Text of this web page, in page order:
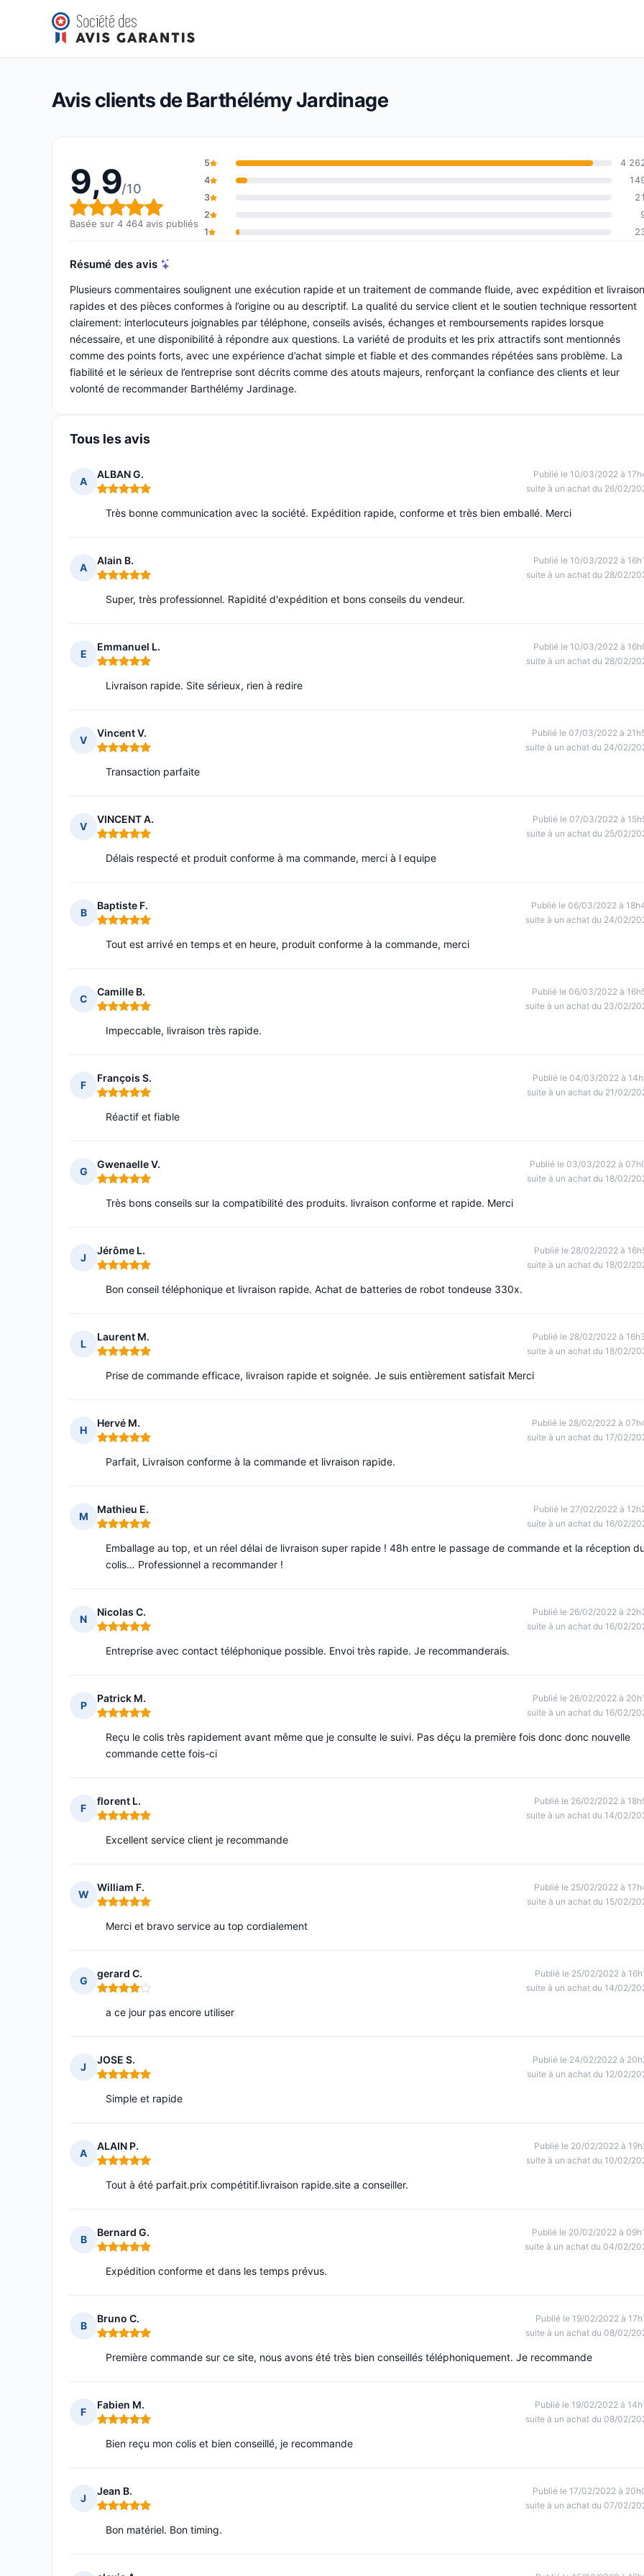
Barthélémy Jardinage
Note globale : 9,9 sur 10
9,9/10(4 464 avis)
Avis clients de Barthélémy Jardinage
9,9/10
Note globale : 9,9 sur 10
Basée sur 4 464 avis publiés
5
4
4
3
21
2
1
Résumé des avis
Plusieurs commentaires soulignent une exécution rapide et un traitement de commande fluide, avec expédition et livraison
rapides et des pièces conformes à l’origine ou au descriptif. La qualité du service client et le soutien technique ressortent
clairement: interlocuteurs joignables par téléphone, conseils avisés, échanges et remboursements rapides lorsque
nécessaire, et une disponibilité à répondre aux questions. La variété de produits et les prix attractifs sont mentionnés
comme des points forts, avec une expérience d’achat simple et fiable et des commandes répétées sans problème. La
fiabilité et le sérieux de l’entreprise sont décrits comme des atouts majeurs, renforçant la confiance des clients et leur
volonté de recommander Barthélémy Jardinage.
Tous les avis
A
ALBAN G.
Note : 5 sur 5
Publié le 10/03/2022 à
suite à un achat du 26/02/
Très bonne communication avec la société. Expédition rapide, conforme et très bien emballé. Merci
A
Alain B.
Note : 5 sur 5
Publié le 10/03/2022 à
suite à un achat du 28/02/
Super, très professionnel. Rapidité d'expédition et bons conseils du vendeur.
E
Emmanuel L.
Note : 5 sur 5
Publié le 10/03/2022 à
suite à un achat du 28/02/
Livraison rapide. Site sérieux, rien à redire
V
Vincent V.
Note : 5 sur 5
Publié le 07/03/2022 à
suite à un achat du 24/02/
Transaction parfaite
V
VINCENT A.
Note : 5 sur 5
Publié le 07/03/2022 à
suite à un achat du 25/02/
Délais respecté et produit conforme à ma commande, merci à l equipe
B
Baptiste F.
Note : 5 sur 5
Publié le 06/03/2022 à
suite à un achat du 24/02/
Tout est arrivé en temps et en heure, produit conforme à la commande, merci
C
Camille B.
Note : 5 sur 5
Publié le 06/03/2022 à
suite à un achat du 23/02/
Impeccable, livraison très rapide.
F
François S.
Note : 5 sur 5
Publié le 04/03/2022 à
suite à un achat du 21/02/
Réactif et fiable
G
Gwenaelle V.
Note : 5 sur 5
Publié le 03/03/2022 à
suite à un achat du 18/02/
Très bons conseils sur la compatibilité des produits. livraison conforme et rapide. Merci
J
Jérôme L.
Note : 5 sur 5
Publié le 28/02/2022 à
suite à un achat du 18/02/
Bon conseil téléphonique et livraison rapide. Achat de batteries de robot tondeuse 330x.
L
Laurent M.
Note : 5 sur 5
Publié le 28/02/2022 à
suite à un achat du 18/02/
Prise de commande efficace, livraison rapide et soignée. Je suis entièrement satisfait Merci
H
Hervé M.
Note : 5 sur 5
Publié le 28/02/2022 à
suite à un achat du 17/02/
Parfait, Livraison conforme à la commande et livraison rapide.
M
Mathieu E.
Note : 5 sur 5
Publié le 27/02/2022 à
suite à un achat du 16/02/
Emballage au top, et un réel délai de livraison super rapide ! 48h entre le passage de commande et la réception du
colis… Professionnel a recommander !
N
Nicolas C.
Note : 5 sur 5
Publié le 26/02/2022 à
suite à un achat du 16/02/
Entreprise avec contact téléphonique possible. Envoi très rapide. Je recommanderais.
P
Patrick M.
Note : 5 sur 5
Publié le 26/02/2022 à
suite à un achat du 16/02/
Reçu le colis très rapidement avant même que je consulte le suivi. Pas déçu la première fois donc donc nouvelle
commande cette fois-ci
F
florent L.
Note : 5 sur 5
Publié le 26/02/2022 à
suite à un achat du 14/02/
Excellent service client je recommande
W
William F.
Note : 5 sur 5
Publié le 25/02/2022 à
suite à un achat du 15/02/
Merci et bravo service au top cordialement
G
gerard C.
Note : 4 sur 5
Publié le 25/02/2022 à
suite à un achat du 14/02/
a ce jour pas encore utiliser
J
JOSE S.
Note : 5 sur 5
Publié le 24/02/2022 à
suite à un achat du 12/02/
Simple et rapide
A
ALAIN P.
Note : 5 sur 5
Publié le 20/02/2022 à
suite à un achat du 10/02/
Tout à été parfait.prix compétitif.livraison rapide.site a conseiller.
B
Bernard G.
Note : 5 sur 5
Publié le 20/02/2022 à
suite à un achat du 04/02/
Expédition conforme et dans les temps prévus.
B
Bruno C.
Note : 5 sur 5
Publié le 19/02/2022 à
suite à un achat du 08/02/
Première commande sur ce site, nous avons été très bien conseillés téléphoniquement. Je recommande
F
Fabien M.
Note : 5 sur 5
Publié le 19/02/2022 à
suite à un achat du 08/02/
Bien reçu mon colis et bien conseillé, je recommande
J
Jean B.
Note : 5 sur 5
Publié le 17/02/2022 à
suite à un achat du 07/02/
Bon matériel. Bon timing.